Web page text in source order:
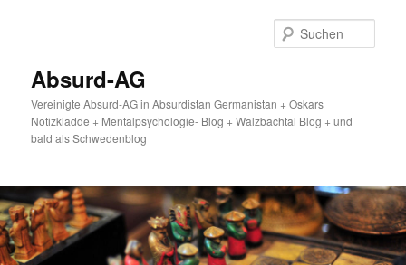
Absurd-AG
Vereinigte Absurd-AG in Absurdistan Germanistan + Oskars
Notizkladde + Mentalpsychologie- Blog + Walzbachtal Blog + und
bald als Schwedenblog